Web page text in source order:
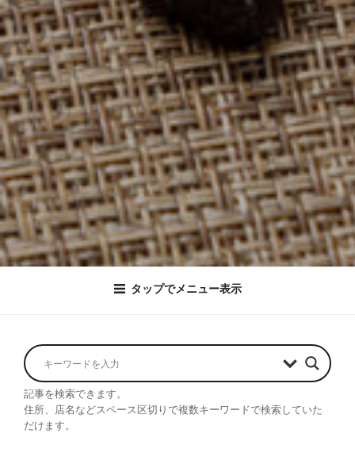
タップでメニュー表示
記事を検索できます。
住所、店名などスペース区切りで複数キーワードで検索していた
だけます。